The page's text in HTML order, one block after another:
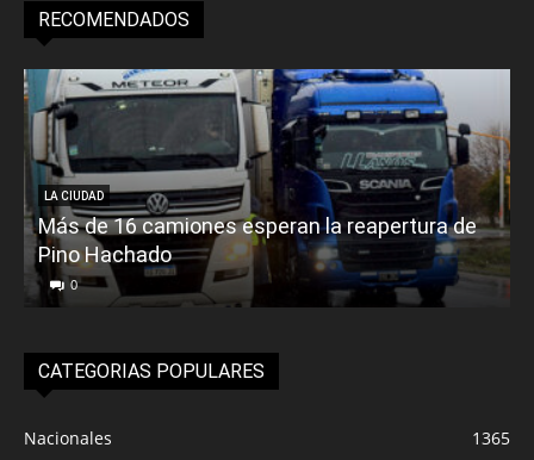
RECOMENDADOS
LA CIUDAD
Más de 16 camiones esperan la reapertura de
Pino Hachado
0
CATEGORIAS POPULARES
Nacionales
1365